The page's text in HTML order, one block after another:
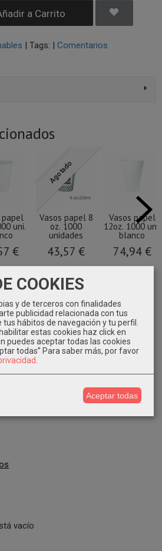
vacío
a Carrito
| Tags: | Comentarios
papel
uni.
€
Agotado
Vasos papel 8
oz. 1000
unidades
43,57 €
Vasos papel
12oz. 1000 uni.
blanco
74,94 €
COOKIES
y de terceros con finalidades
publicidad relacionada con tus
hábitos de navegación y tu perfil.
estas cookies haz click en
puedes aceptar todas las cookies
todas” Para saber más, por favor
.
Aceptar todas